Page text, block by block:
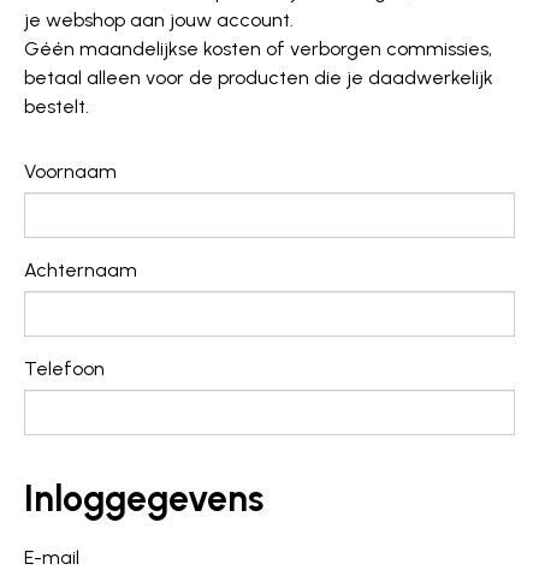
je webshop aan jouw account.
Géén maandelijkse kosten of verborgen commissies,
betaal alleen voor de producten die je daadwerkelijk
bestelt.
Voornaam
Achternaam
Telefoon
Inloggegevens
E-mail